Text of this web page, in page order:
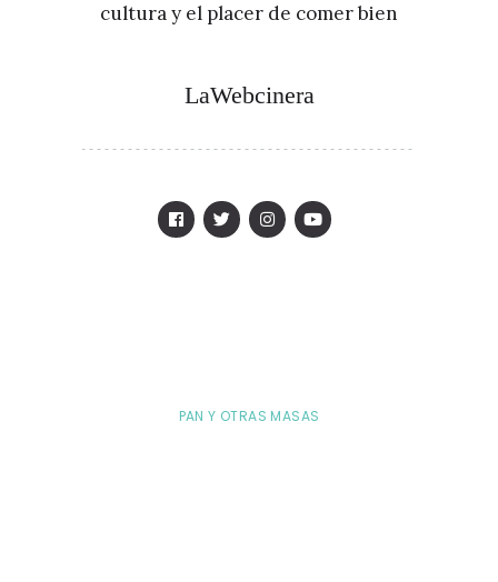
cultura y el placer de comer bien
LaWebcinera
PAN Y OTRAS MASAS